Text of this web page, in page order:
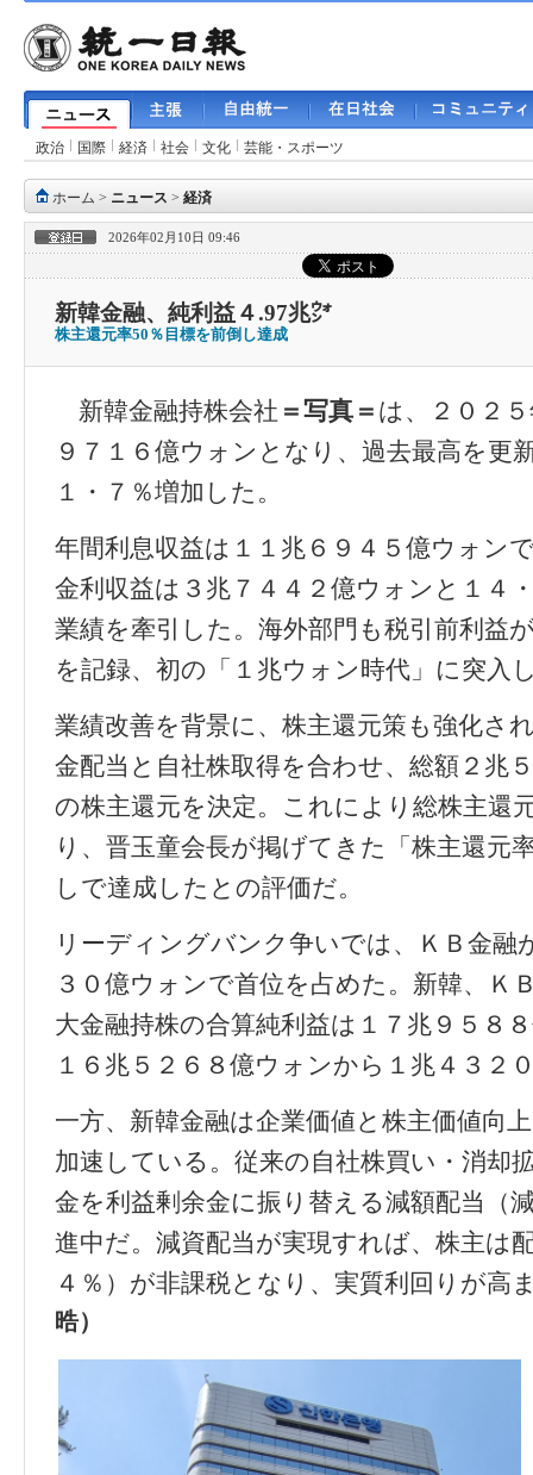
政治 国際 経済 社会 文化 芸能・スポーツ
ホーム > ニュース > 経済
2026年02月10日 09:46
新韓金融、純利益４.97兆㌆
株主還元率50％目標を前倒し達成
新韓金融持株会社 ＝写真＝ は、２０２
９７１６億ウォンとなり、過去最高を更
１・７％増加した。
年間利息収益は１１兆６９４５億ウォン
金利収益は３兆７４４２億ウォンと１４
業績を牽引した。海外部門も税引前利益
を記録、初の「１兆ウォン時代」に突入
業績改善を背景に、株主還元策も強化さ
金配当と自社株取得を合わせ、総額２兆
の株主還元を決定。これにより総株主還
り、晋玉童会長が掲げてきた「株主還元
しで達成したとの評価だ。
リーディングバンク争いでは、ＫＢ金融
３０億ウォンで首位を占めた。新韓、Ｋ
大金融持株の合算純利益は１７兆９５８
１６兆５２６８億ウォンから１兆４３２
一方、新韓金融は企業価値と株主価値向
加速している。従来の自社株買い・消却
金を利益剰余金に振り替える減額配当（
進中だ。減資配当が実現すれば、株主は
４％）が非課税となり、実質利回りが高
晧）